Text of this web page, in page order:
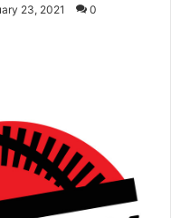
23, 2021 0